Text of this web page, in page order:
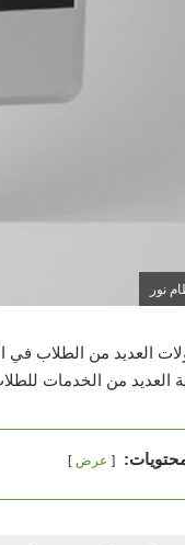
نور
العديد من الطلاب
العديد من الخدمات
عرض